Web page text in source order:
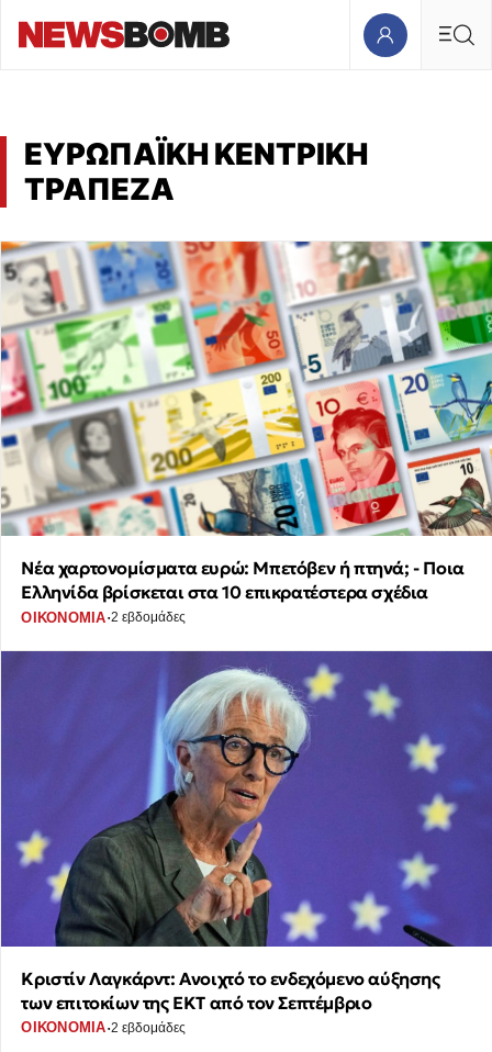
ΕΥΡΩΠΑΪΚΗ ΚΕΝΤΡΙΚΗ
ΤΡΑΠΕΖΑ
Νέα χαρτονομίσματα ευρώ: Μπετόβεν ή πτηνά; - Ποια
Ελληνίδα βρίσκεται στα 10 επικρατέστερα σχέδια
ΟΙΚΟΝΟΜΙΑ·2 εβδομάδες
Κριστίν Λαγκάρντ: Ανοιχτό το ενδεχόμενο αύξησης
των επιτοκίων της ΕΚΤ από τον Σεπτέμβριο
ΟΙΚΟΝΟΜΙΑ·2 εβδομάδες